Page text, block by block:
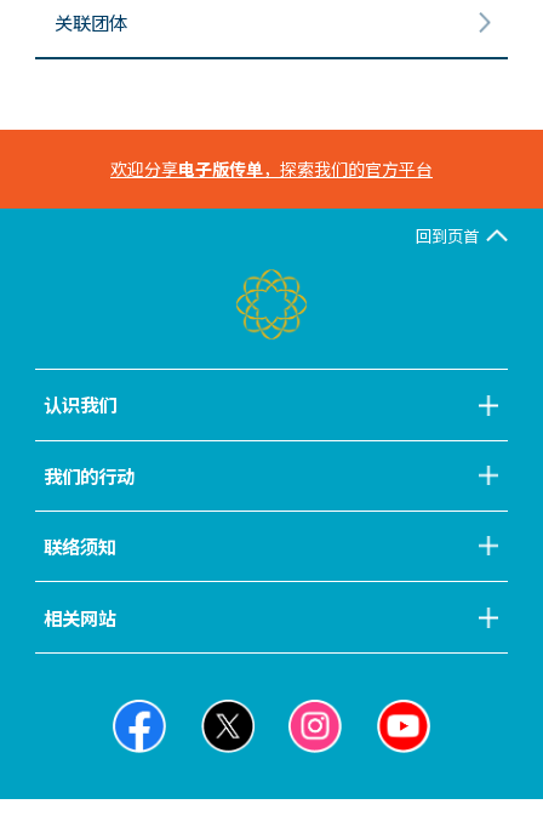
关联团体
欢迎分享电子版传单，探索我们的官方平台
回到页首
认识我们
我们的行动
联络须知
相关网站